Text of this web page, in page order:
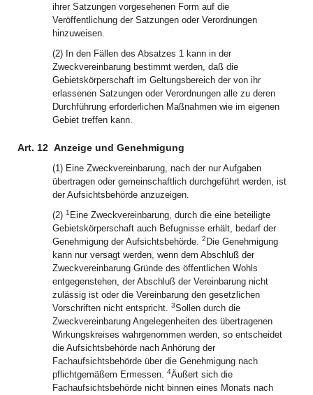
ihrer Satzungen vorgesehenen Form auf die
Veröffentlichung der Satzungen oder Verordnungen
hinzuweisen.
(2) In den Fällen des Absatzes 1 kann in der
Zweckvereinbarung bestimmt werden, daß die
Gebietskörperschaft im Geltungsbereich der von ihr
erlassenen Satzungen oder Verordnungen alle zu deren
Durchführung erforderlichen Maßnahmen wie im eigenen
Gebiet treffen kann.
Art. 12 Anzeige und Genehmigung
(1) Eine Zweckvereinbarung, nach der nur Aufgaben
übertragen oder gemeinschaftlich durchgeführt werden, ist
der Aufsichtsbehörde anzuzeigen.
(2) 1 Eine Zweckvereinbarung, durch die eine beteiligte
Gebietskörperschaft auch Befugnisse erhält, bedarf der
Genehmigung der Aufsichtsbehörde. 2 Die Genehmigung
kann nur versagt werden, wenn dem Abschluß der
Zweckvereinbarung Gründe des öffentlichen Wohls
entgegenstehen, der Abschluß der Vereinbarung nicht
zulässig ist oder die Vereinbarung den gesetzlichen
Vorschriften nicht entspricht. 3Sollen durch die
Zweckvereinbarung Angelegenheiten des übertragenen
Wirkungskreises wahrgenommen werden, so entscheidet
die Aufsichtsbehörde nach Anhörung der
Fachaufsichtsbehörde über die Genehmigung nach
pflichtgemäßem Ermessen. 4Äußert sich die
Fachaufsichtsbehörde nicht binnen eines Monats nach